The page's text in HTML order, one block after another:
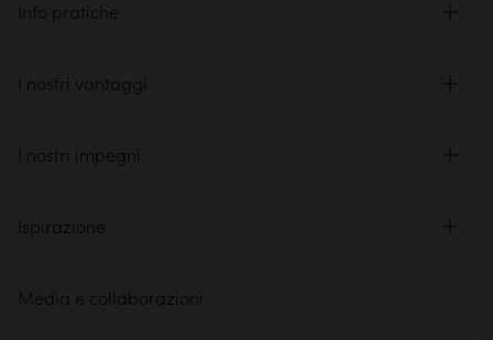
Info pratiche
I nostri vantaggi
I nostri impegni
Ispirazione
Media e collaborazioni